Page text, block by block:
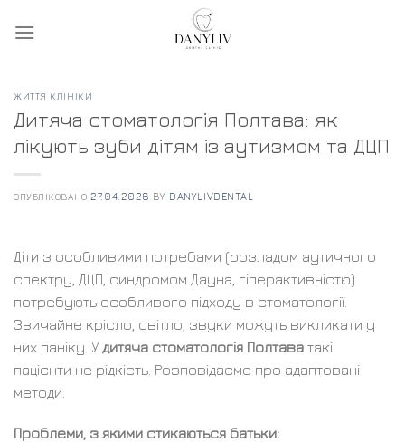
ЖИТТЯ КЛІНІКИ
Дитяча стоматологія Полтава: як
лікують зуби дітям із аутизмом та ДЦП
ОПУБЛІКОВАНО27.04.2026 BY DANYLIVDENTAL
Діти з особливими потребами (розладом аутичного
спектру, ДЦП, синдромом Дауна, гіперактивністю)
потребують особливого підходу в стоматології.
Звичайне крісло, світло, звуки можуть викликати у
них паніку. У дитяча стоматологія Полтава такі
пацієнти не рідкість. Розповідаємо про адаптовані
методи.
Проблеми, з якими стикаються батьки: